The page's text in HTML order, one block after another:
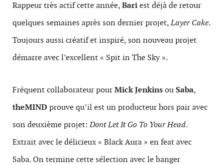
Rappeur très actif cette année,Bariest déjà de retour
quelques semaines après son dernier projet,Layer Cake.
Toujours aussi créatif et inspiré, son nouveau projet
démarre avec l’excellent « Spit in The Sky ».
Fréquent collaborateur pourMick JenkinsouSaba,
theMINDprouve qu’il est un producteur hors pair avec
son deuxième projet:Dont Let It Go To Your Head.
Extrait avec le délicieux « Black Aura » en feat avec
Saba. On termine cette sélection avec le banger